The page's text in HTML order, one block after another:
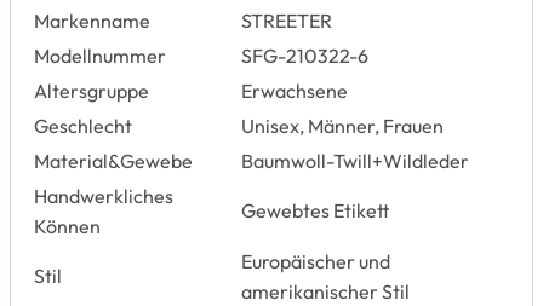
Markenname
STREETER
Modellnummer
SFG-210322-6
Altersgruppe
Erwachsene
Geschlecht
Unisex, Männer, Frauen
Material&Gewebe
Baumwoll-Twill+Wildleder
Handwerkliches
Können
Gewebtes Etikett
Stil
Europäischer und
amerikanischer Stil